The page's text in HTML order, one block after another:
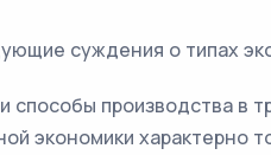
суждения о типах
способы производства в
экономики характерно